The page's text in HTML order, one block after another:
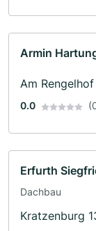
Armin
Am
0.0
Erfurth
Dachbau
Kratzenburg